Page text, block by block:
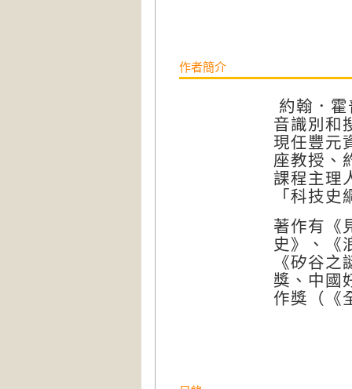
作者簡介
約翰．
音識別和
現任豐元
座教授、
課程主理
「科技
著作有《
史》、《
《矽谷
獎、中國
作獎（《